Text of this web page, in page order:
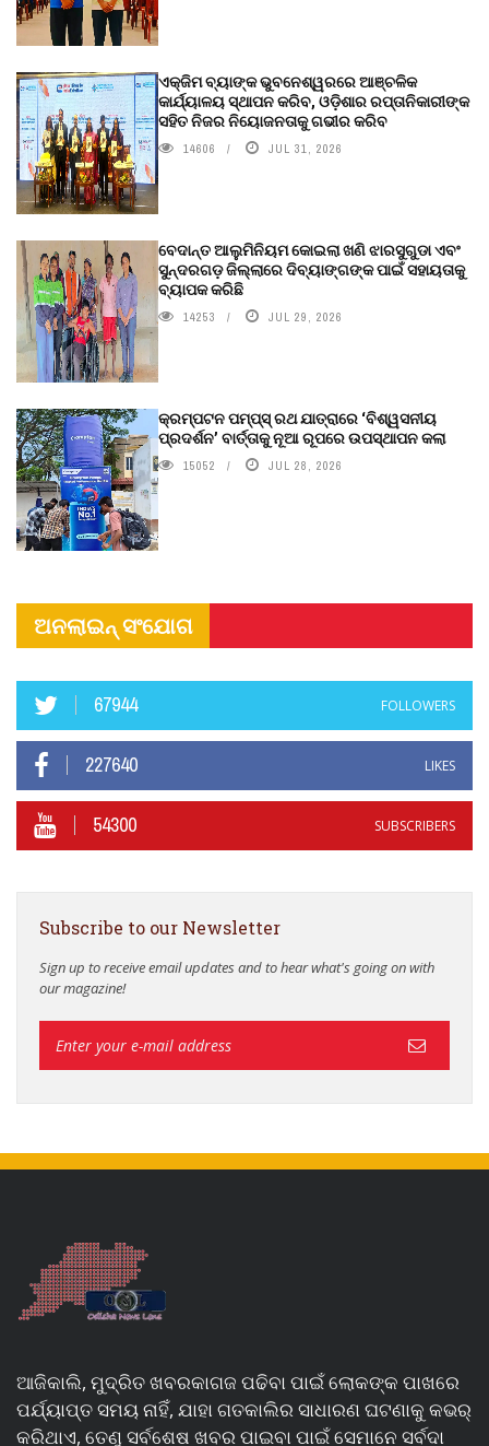
ଏକ୍ଜିମ ବ୍ୟାଙ୍କ ଭୁବନେଶ୍ୱରରେ ଆଞ୍ଚଳିକ
କାର୍ଯ୍ୟାଳୟ ସ୍ଥାପନ କରିବ, ଓଡ଼ିଶାର ରପ୍ତାନିକାରୀଙ୍କ
ସହିତ ନିଜର ନିୟୋଜନତାକୁ ଗଭୀର କରିବ
14606 JUL 31, 2026
ବେଦାନ୍ତ ଆଲୁମିନିୟମ କୋଇଲା ଖଣି ଝାରସୁଗୁଡା ଏବଂ
ସୁନ୍ଦରଗଡ଼ ଜିଲ୍ଲାରେ ଦିବ୍ୟାଙ୍ଗଙ୍କ ପାଇଁ ସହାୟତାକୁ
ବ୍ୟାପକ କରିଛି
14253 JUL 29, 2026
କ୍ରମ୍ପଟନ ପମ୍ପ୍‌ସ୍‌ ରଥ ଯାତ୍ରାରେ ‘ବିଶ୍ୱସନୀୟ
ପ୍ରଦର୍ଶନ’ ବାର୍ତ୍ତାକୁ ନୂଆ ରୂପରେ ଉପସ୍ଥାପନ କଲା
15052 JUL 28, 2026
ଅନଲାଇନ୍ ସଂଯୋଗ
67944 FOLLOWERS
227640 LIKES
54300 SUBSCRIBERS
Subscribe to our Newsletter
Sign up to receive email updates and to hear what's going on with
our magazine!
ଆଜିକାଲି, ମୁଦ୍ରିତ ଖବରକାଗଜ ପଢିବା ପାଇଁ ଲୋକଙ୍କ ପାଖରେ
ପର୍ଯ୍ୟାପ୍ତ ସମୟ ନାହିଁ, ଯାହା ଗତକାଲିର ସାଧାରଣ ଘଟଣାକୁ କଭର୍
କରିଥାଏ, ତେଣୁ ସର୍ବଶେଷ ଖବର ପାଇବା ପାଇଁ ସେମାନେ ସର୍ବଦା